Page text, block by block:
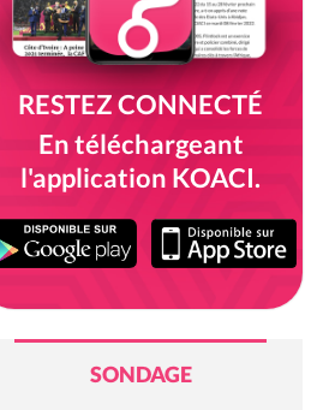
RESTEZ CONNECTÉ
En téléchargeant
l'application KOACI.
SONDAGE